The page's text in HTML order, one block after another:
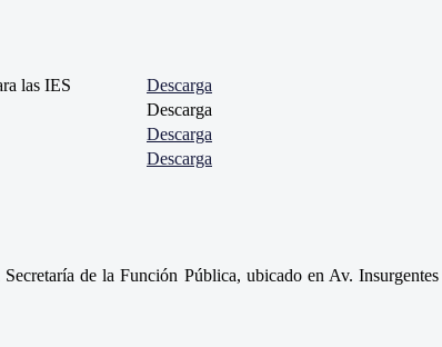
las IES
Descarga
Descarga
Descarga
Descarga
de la Función Pública, ubicado en Av.